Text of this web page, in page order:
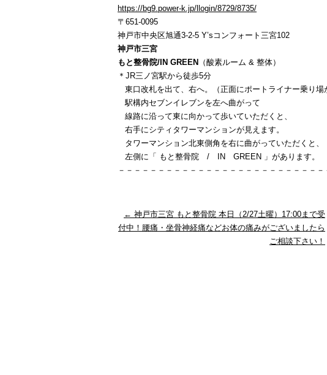
https://bg9.power-k.jp/llogin/8729/8735/
〒651-0095
神戸市中央区旭通3-2-5 Y’sコンフォート三宮102
神戸市三宮
もと整骨院/IN GREEN
（酸素ルーム & 整体）
＊JR三ノ宮駅から徒歩5分
東口改札を出て、右へ。（正面にポートライナー乗り場
駅構内セブンイレブンを左へ曲がって
線路に沿って東に向かって歩いていただくと、
右手にシティタワーマンションが見えます。
タワーマンション北東側角を右に曲がっていただくと、
左側に「 もと整骨院 / IN GREEN 」があります。
－－－－－－－－－－－－－－－－－－－－－－－－－－
← 神戸市三宮 もと整骨院 本日（2/27土曜）17:00まで受
付中！腰痛・坐骨神経痛などお体の痛みがございましたら
ご相談下さい！